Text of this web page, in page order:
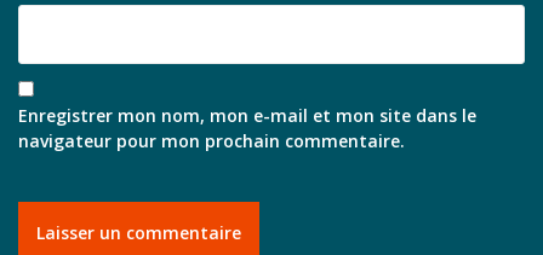
Enregistrer mon nom, mon e-mail et mon site dans le
navigateur pour mon prochain commentaire.